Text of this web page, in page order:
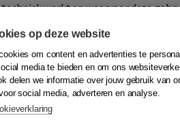
werkt en waarvoor deze
ligt niet zozeer op de formules
de toepassing ervan. Zo wordt
gegevens.
afgewisseld met opdrachten,
je om de kennis en vaardigheden te
op deze website
om content en advertenties te
media te bieden en om ons
delen we informatie over jouw gebruik van
social media, adverteren en analyse.